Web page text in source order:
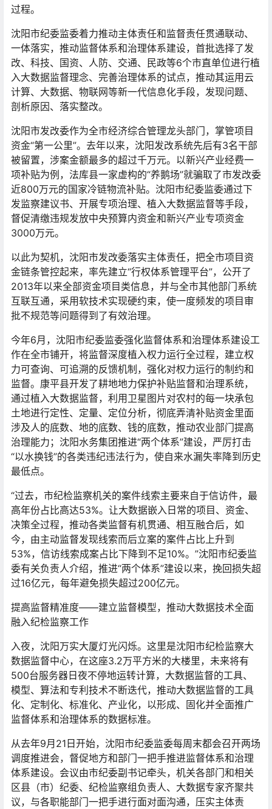
过程。
沈阳市纪委监委着力推动主体责任和监督责任贯通联动、
一体落实，推动监督体系和治理体系建设，首批选择了发
改、科技、国资、人防、交通、民政等6个市直单位进行植
入大数据监督理念、完善治理体系的试点，推动其运用云
计算、大数据、物联网等新一代信息化手段，发现问题、
剖析原因、落实整改。
沈阳市发改委作为全市经济综合管理龙头部门，掌管项目
资金“第一公里”。去年以来，沈阳发改系统先后有3名干部
被留置，涉案金额最多的超过千万元。以新兴产业经费一
项补贴为例，法库县一家虚构的“养鹅场”就骗取了市发改委
近800万元的国家冷链物流补贴。沈阳市纪委监委通过下
发监察建议书、开展专项治理、植入大数据监督等手段，
督促清缴违规发放中央预算内资金和新兴产业专项资金
3000万元。
以此为契机，沈阳市发改委落实主体责任，把全市项目资
金链条管控起来，率先建立“行权体系管理平台”，公开了
2013年以来全部资金项目类信息，并与全市其他部门系统
互联互通，采用软技术实现硬约束，使一度频发的项目审
批不规范等问题得到了有效治理。
今年6月，沈阳市纪委监委强化监督体系和治理体系建设工
作在全市铺开，将监督深度植入权力运行全过程，建立权
力可查询、可追溯的反馈机制，强化对权力运行的制约和
监督。康平县开发了耕地地力保护补贴监督和治理系统，
通过植入大数据监督，利用卫星图片对农村的每一块承包
土地进行定性、定量、定位分析，彻底弄清补贴资金里面
涉及人的底数、地的底数、钱的底数，推动农业部门提高
治理能力；沈阳水务集团推进“两个体系”建设，严厉打击
“以水换钱”的各类违纪违法行为，使自来水漏失率降到历史
最低点。
“过去，市纪检监察机关的案件线索主要来自于信访件，最
高年份占比高达53%。让大数据嵌入日常的项目、资金、
决策全过程，推动各类监督有机贯通、相互融合后，如
今，由主动监督发现线索而后立案的案件占比上升到
53%，信访线索成案占比下降到不足10%。”沈阳市纪委监
委有关负责人介绍，推进“两个体系”建设以来，挽回损失超
过16亿元，每年避免损失超过200亿元。
提高监督精准度——建立监督模型，推动大数据技术全面
融入纪检监察工作
入夜，沈阳万实大厦灯光闪烁。这里是沈阳市纪检监察大
数据监督中心，在这座3.2万平方米的大楼里，未来将有
500台服务器日夜不停地运转计算，大数据监督的工具、
模型、算法和专利技术不断迭代，推动大数据监督的工具
化、定制化、标准化、产业化，以形成、固化并全面推广
监督体系和治理体系的数据标准。
从去年9月21日开始，沈阳市纪委监委每周末都会召开两场
调度推进会，督促地方和部门一把手推进监督体系和治理
体系建设。会议由市纪委副书记牵头，机关各部门和相关
区县（市）纪委、纪检监察组负责人、大数据专家齐聚共
议，与各职能部门一把手进行面对面沟通，压实主体责